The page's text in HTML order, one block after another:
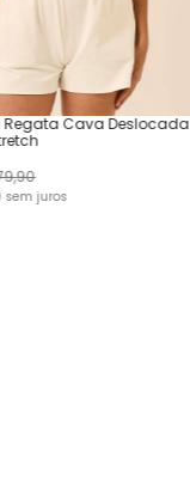
Regata Cava Deslocada
,90
sem juros